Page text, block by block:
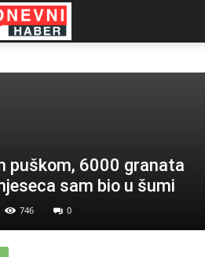
puškom, 6000 granata
sam bio u šumi
746 0